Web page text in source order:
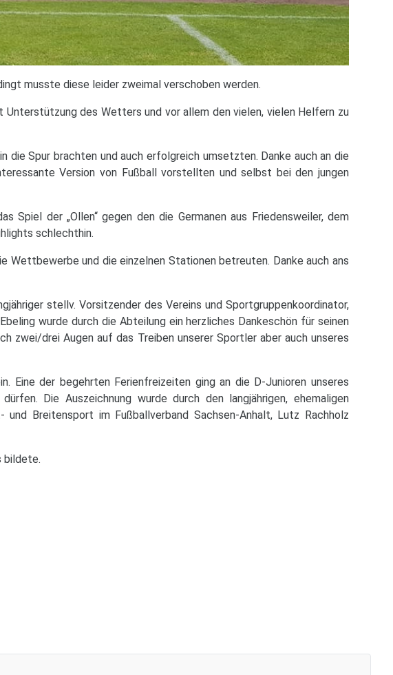
musste diese leider zweimal verschoben werden.
Unterstützung des Wetters und vor allem den vielen, vielen Helfern zu
die Spur brachten und auch erfolgreich umsetzten. Danke auch an die
Version von Fußball vorstellten und selbst bei den jungen
Spiel der „Ollen“ gegen den die Germanen aus Friedensweiler, dem
schlechthin.
Wettbewerbe und die einzelnen Stationen betreuten. Danke auch ans
stellv. Vorsitzender des Vereins und Sportgruppenkoordinator,
wurde durch die Abteilung ein herzliches Dankeschön für seinen
zwei/drei Augen auf das Treiben unserer Sportler aber auch unseres
Eine der begehrten Ferienfreizeiten ging an die D-Junioren unseres
Die Auszeichnung wurde durch den langjährigen, ehemaligen
Breitensport im Fußballverband Sachsen-Anhalt, Lutz Rachholz
bildete.